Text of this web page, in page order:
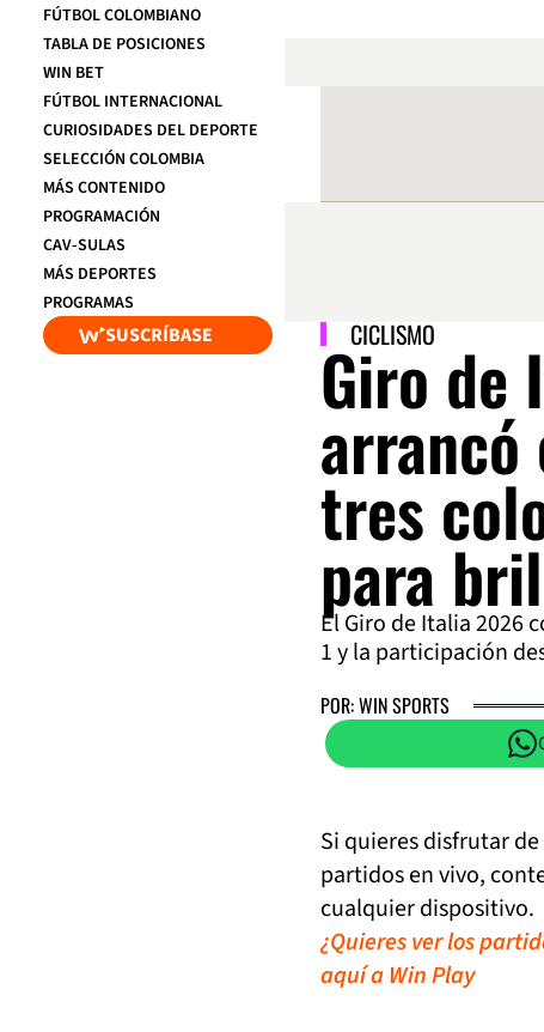
FÚTBOL COLOMBIANO
TABLA DE POSICIONES
WIN BET
FÚTBOL INTERNACIONAL
CURIOSIDADES DEL DEPORTE
SELECCIÓN COLOMBIA
MÁS CONTENIDO
PROGRAMACIÓN
CAV-SULAS
MÁS DEPORTES
PROGRAMAS
SUSCRÍBASE CICLISMO
Giro de
arrancó
tres
para
El Giro de Italia 2026
1 y la participación
POR: WIN SPORTS
Si quieres disfrutar
partidos en vivo,
cualquier dispositivo.
¿Quieres ver los
aquí a Win Play